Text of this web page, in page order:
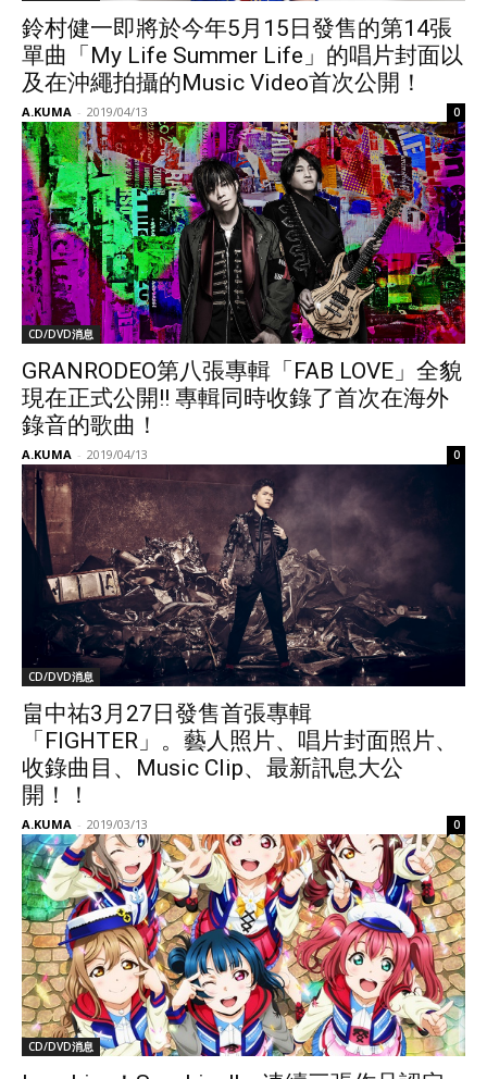
鈴村健一即將於今年5月15日發售的第14張
單曲「My Life Summer Life」的唱片封面以
及在沖繩拍攝的Music Video首次公開！
A.KUMA - 2019/04/13 0
CD/DVD消息
GRANRODEO第八張專輯「FAB LOVE」全貌
現在正式公開!! 專輯同時收錄了首次在海外
錄音的歌曲！
A.KUMA - 2019/04/13 0
CD/DVD消息
畠中祐3月27日發售首張專輯
「FIGHTER」。藝人照片、唱片封面照片、
收錄曲目、Music Clip、最新訊息大公
開！！
A.KUMA - 2019/03/13 0
CD/DVD消息